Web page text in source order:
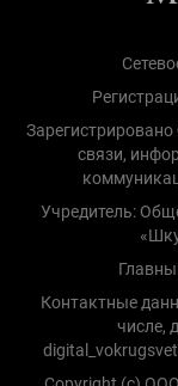
связи,
Учредитель:
Контактные
числе,